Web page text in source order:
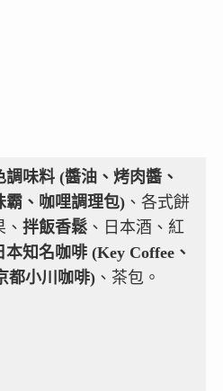
調味料 (醬油、烤肉醬、
霸、咖哩調理包) 、各式餅
、拌飯香鬆 、日本酒、紅
本知名咖啡 (Key Coffee、
都小川咖啡) 、茶包。